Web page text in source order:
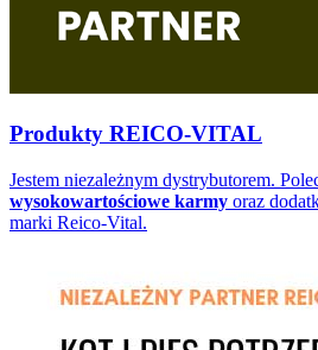
Produkty REICO-VITAL
Jestem niezależnym dystrybutorem.
wysokowartościowe karmy oraz
marki Reico-Vital.